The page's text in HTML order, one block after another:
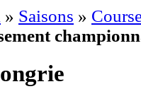
» Saisons »